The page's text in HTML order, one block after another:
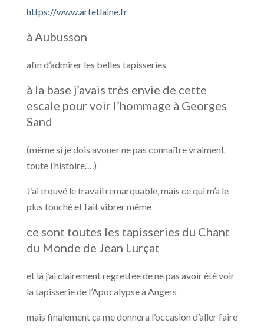
https://www.artetlaine.fr
à Aubusson
afin d’admirer les belles tapisseries
à la base j’avais très envie de cette
escale pour voir l’hommage à Georges
Sand
(même si je dois avouer ne pas connaître vraiment
toute l’histoire….)
J’ai trouvé le travail remarquable, mais ce qui m’a le
plus touché et fait vibrer même
ce sont toutes les tapisseries du Chant
du Monde de Jean Lurçat
et là j’ai clairement regrettée de ne pas avoir été voir
la tapisserie de l’Apocalypse à Angers
mais finalement ça me donnera l’occasion d’aller faire